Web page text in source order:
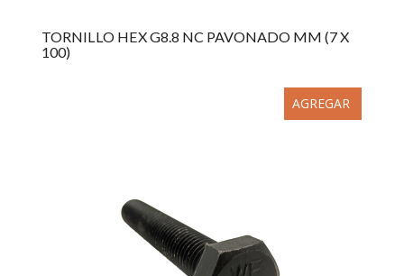
TORNILLO HEX G8.8 NC PAVONADO MM (7 X
100)
AGREGAR